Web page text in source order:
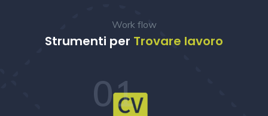
Work flow
Strumenti per Trovare lavoro
01